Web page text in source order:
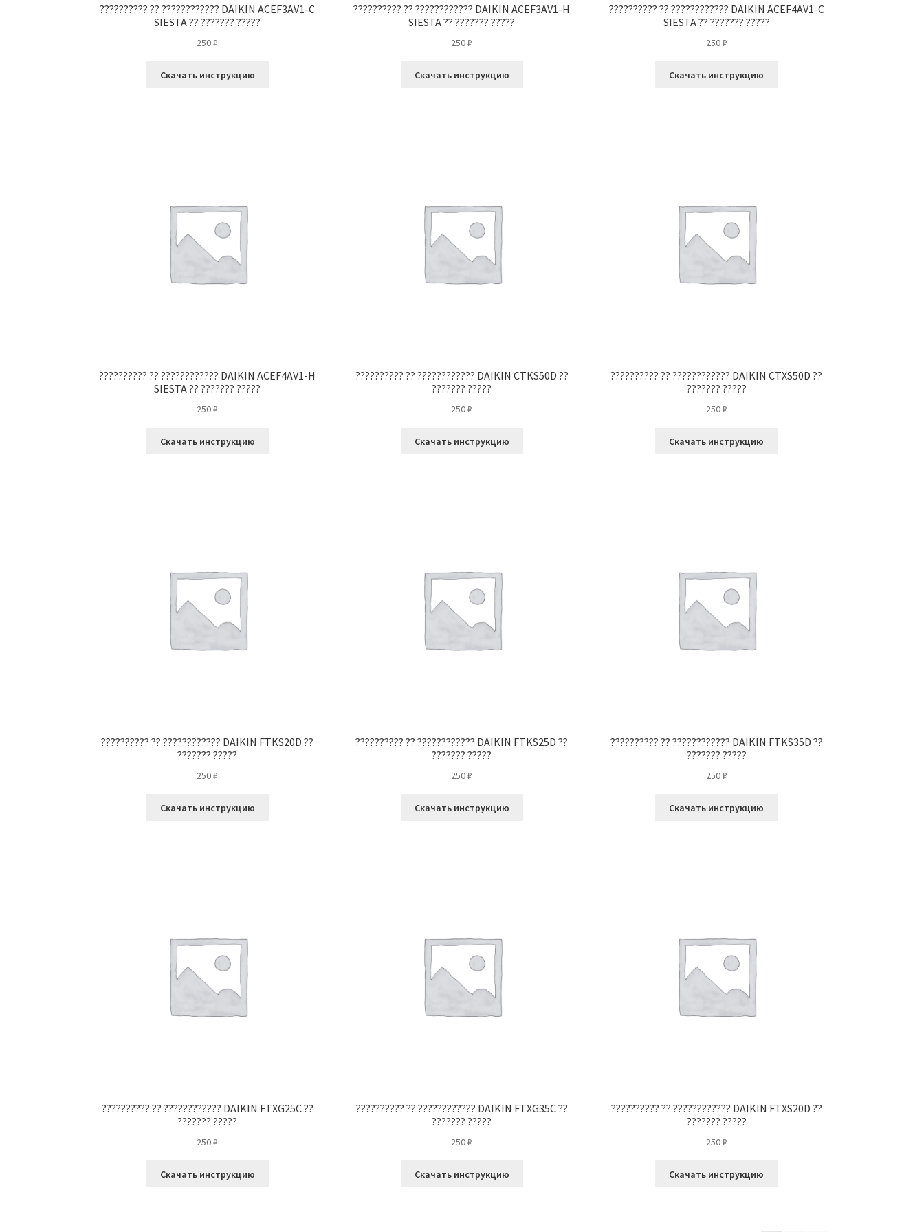
?????????? ?? ???????????? DAIKIN ACEF3AV1-C
SIESTA ?? ??????? ?????
250₽
Скачать инструкцию
?????????? ?? ???????????? DAIKIN ACEF3AV1-H
SIESTA ?? ??????? ?????
250₽
Скачать инструкцию
?????????? ?? ???????????? DAIKIN ACEF4AV1-C
SIESTA ?? ??????? ?????
250₽
Скачать инструкцию
?????????? ?? ???????????? DAIKIN ACEF4AV1-H
SIESTA ?? ??????? ?????
250₽
Скачать инструкцию
?????????? ?? ???????????? DAIKIN CTKS50D ??
??????? ?????
250₽
Скачать инструкцию
?????????? ?? ???????????? DAIKIN CTXS50D ??
??????? ?????
250₽
Скачать инструкцию
?????????? ?? ???????????? DAIKIN FTKS20D ??
??????? ?????
250₽
Скачать инструкцию
?????????? ?? ???????????? DAIKIN FTKS25D ??
??????? ?????
250₽
Скачать инструкцию
?????????? ?? ???????????? DAIKIN FTKS35D ??
??????? ?????
250₽
Скачать инструкцию
?????????? ?? ???????????? DAIKIN FTXG25C ??
??????? ?????
250₽
Скачать инструкцию
?????????? ?? ???????????? DAIKIN FTXG35C ??
??????? ?????
250₽
Скачать инструкцию
?????????? ?? ???????????? DAIKIN FTXS20D ??
??????? ?????
250₽
Скачать инструкцию